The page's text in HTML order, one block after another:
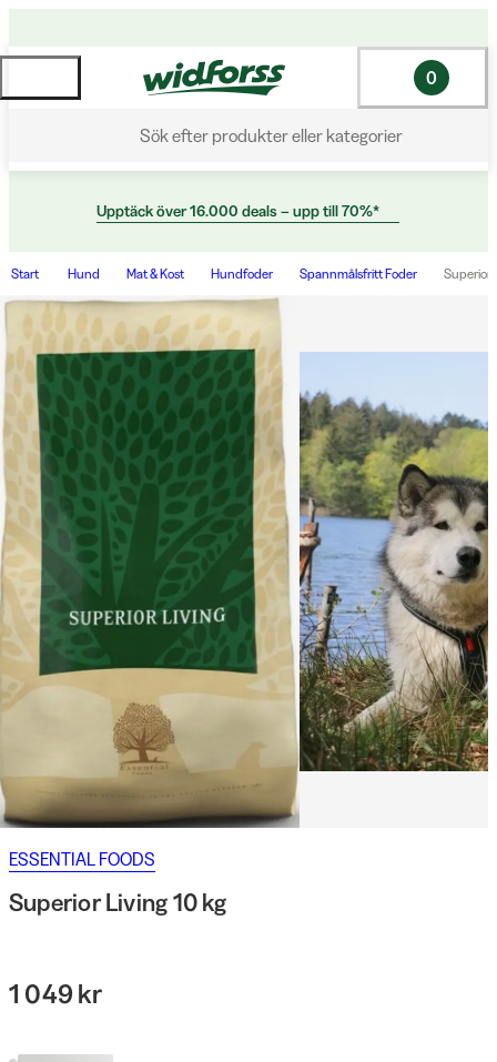
Sök efter produkter eller kategorier
0
Upptäck över 16.000 deals – upp till 70%*
Start Hund Mat & Kost Hundfoder Spannmålsfritt Foder Superior
ESSENTIAL FOODS
Superior Living 10 kg
1 049 kr